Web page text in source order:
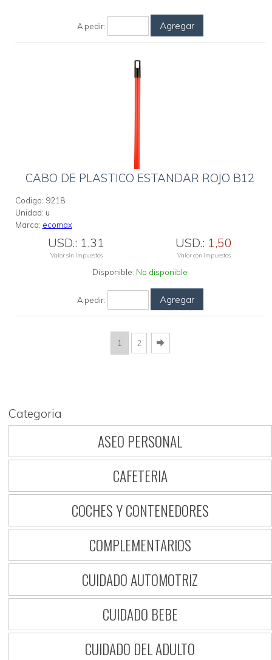
A pedir: Agregar
CABO DE PLASTICO ESTANDAR ROJO B12
Codigo: 9218
Unidad: u
Marca: ecomax
USD.: 1,31
Valor sin impuestos
USD.: 1,50
Valor con impuestos
Disponible: No disponible
A pedir: Agregar
1 2
Categoria
ASEO PERSONAL
CAFETERIA
COCHES Y CONTENEDORES
COMPLEMENTARIOS
CUIDADO AUTOMOTRIZ
CUIDADO BEBE
CUIDADO DEL ADULTO